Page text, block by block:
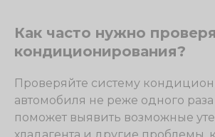
Как часто нужно
кондиционирования?
Проверяйте систему
автомобиля не реже одного раза
поможет выявить возможные